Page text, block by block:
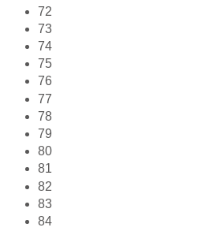
72
73
74
75
76
77
78
79
80
81
82
83
84